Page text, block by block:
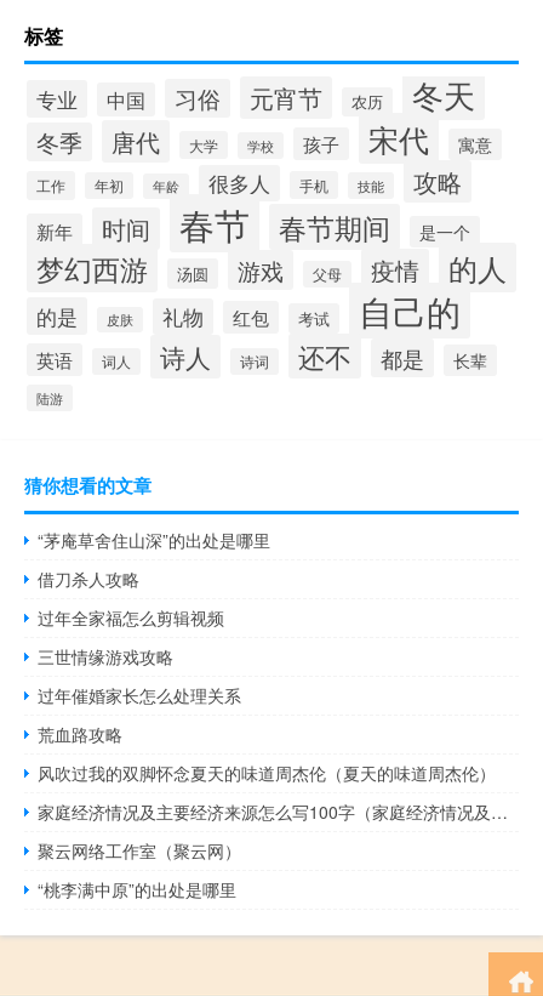
标签
专业 中国 习俗 元宵节 农历 冬天
冬季 唐代 大学 学校 孩子 宋代 寓意
工作 年初 年龄 很多人 手机 技能 攻略
新年 时间 春节 春节期间 是一个
梦幻西游 汤圆 游戏 父母 疫情 的人
的是 皮肤 礼物 红包 考试 自己的
英语 词人 诗人 诗词 还不 都是 长辈
陆游
猜你想看的文章
“茅庵草舍住山深”的出处是哪里
借刀杀人攻略
过年全家福怎么剪辑视频
三世情缘游戏攻略
过年催婚家长怎么处理关系
荒血路攻略
风吹过我的双脚怀念夏天的味道周杰伦（夏天的味道周杰伦）
家庭经济情况及主要经济来源怎么写100字（家庭经济情况及主要经济来源怎么写）
聚云网络工作室（聚云网）
“桃李满中原”的出处是哪里